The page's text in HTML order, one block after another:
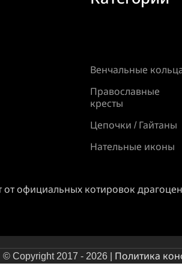
Венчальные
Православные
кресты
Цепочки / Гайтаны
Нательные иконы
от официальных котировок
© Copyright 2017 - 2026 | Политика